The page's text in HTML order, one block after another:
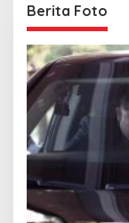
Berita Foto